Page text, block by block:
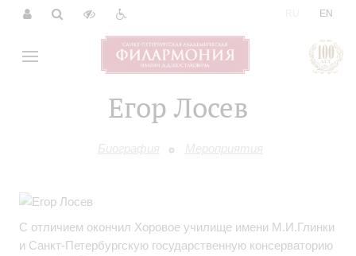
EN
Егор Лосев
Биография Мероприятия
С отличием окончил Хоровое училище имени М.И.Глинки
и Санкт-Петербургскую государственную консерваторию